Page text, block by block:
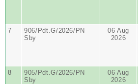
7
906/Pdt.G/2026/PN
Sby
06 Aug
2026
8
905/Pdt.G/2026/PN
Sby
06 Aug
2026